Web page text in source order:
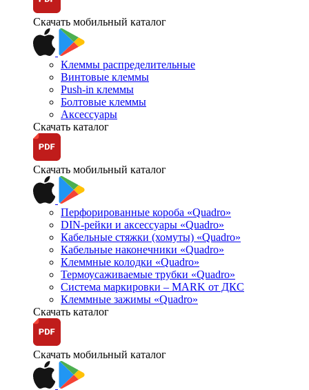
Скачать мобильный каталог
Клеммы распределительные
Винтовые клеммы
Push-in клеммы
Болтовые клеммы
Аксессуары
Скачать каталог
Скачать мобильный каталог
Перфорированные короба «Quadro»
DIN-рейки и аксессуары «Quadro»
Кабельные стяжки (хомуты) «Quadro»
Кабельные наконечники «Quadro»
Клеммные колодки «Quadro»
Термоусаживаемые трубки «Quadro»
Система маркировки – MARK от ДКС
Клеммные зажимы «Quadro»
Скачать каталог
Скачать мобильный каталог